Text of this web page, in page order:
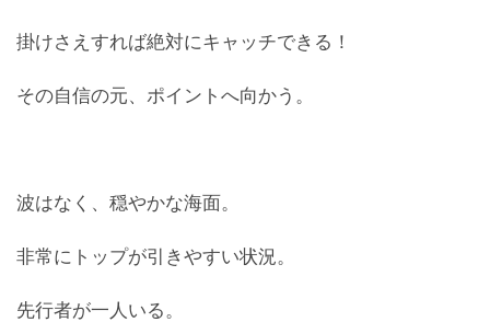
掛けさえすれば絶対にキャッチできる！
その自信の元、ポイントへ向かう。
波はなく、穏やかな海面。
非常にトップが引きやすい状況。
先行者が一人いる。